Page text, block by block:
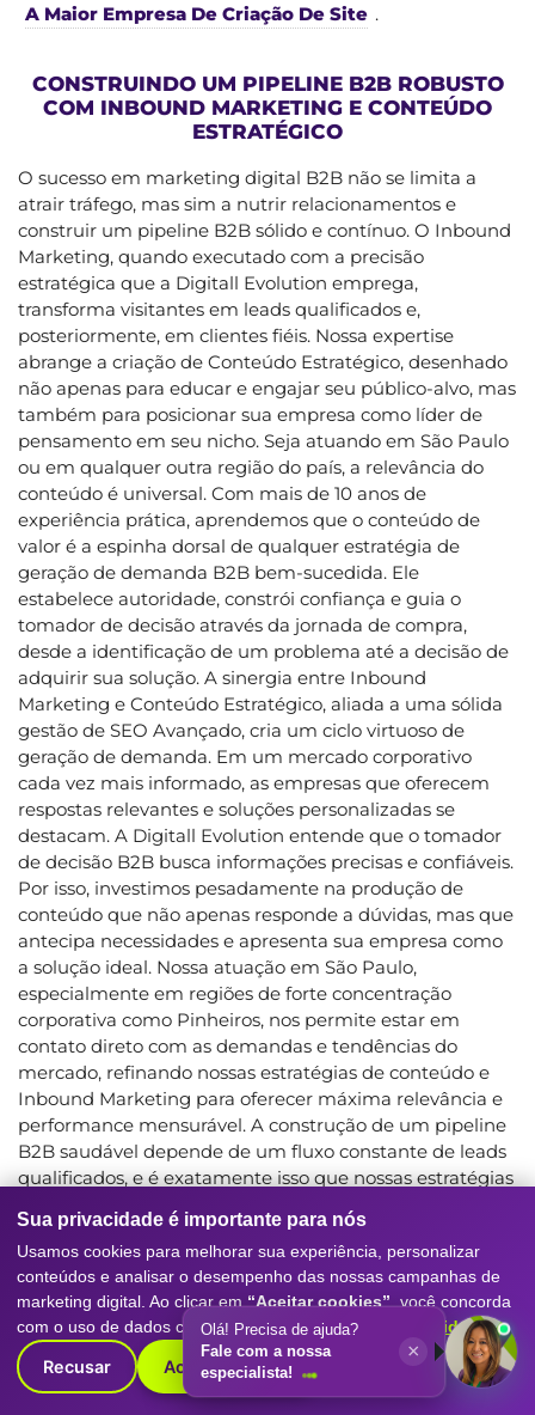
A Maior Empresa De Criação De Site .
CONSTRUINDO UM PIPELINE B2B ROBUSTO
COM INBOUND MARKETING E CONTEÚDO
ESTRATÉGICO
O sucesso em marketing digital B2B não se limita a
atrair tráfego, mas sim a nutrir relacionamentos e
construir um pipeline B2B sólido e contínuo. O Inbound
Marketing, quando executado com a precisão
estratégica que a Digitall Evolution emprega,
transforma visitantes em leads qualificados e,
posteriormente, em clientes fiéis. Nossa expertise
abrange a criação de Conteúdo Estratégico, desenhado
não apenas para educar e engajar seu público-alvo, mas
também para posicionar sua empresa como líder de
pensamento em seu nicho. Seja atuando em São Paulo
ou em qualquer outra região do país, a relevância do
conteúdo é universal. Com mais de 10 anos de
experiência prática, aprendemos que o conteúdo de
valor é a espinha dorsal de qualquer estratégia de
geração de demanda B2B bem-sucedida. Ele
estabelece autoridade, constrói confiança e guia o
tomador de decisão através da jornada de compra,
desde a identificação de um problema até a decisão de
adquirir sua solução. A sinergia entre Inbound
Marketing e Conteúdo Estratégico, aliada a uma sólida
gestão de SEO Avançado, cria um ciclo virtuoso de
geração de demanda. Em um mercado corporativo
cada vez mais informado, as empresas que oferecem
respostas relevantes e soluções personalizadas se
destacam. A Digitall Evolution entende que o tomador
de decisão B2B busca informações precisas e confiáveis.
Por isso, investimos pesadamente na produção de
conteúdo que não apenas responde a dúvidas, mas que
antecipa necessidades e apresenta sua empresa como
a solução ideal. Nossa atuação em São Paulo,
especialmente em regiões de forte concentração
corporativa como Pinheiros, nos permite estar em
contato direto com as demandas e tendências do
mercado, refinando nossas estratégias de conteúdo e
Inbound Marketing para oferecer máxima relevância e
performance mensurável. A construção de um pipeline
B2B saudável depende de um fluxo constante de leads
qualificados, e é exatamente isso que nossas estratégias
O PODER DO GOOGLE ADS E WEBSITE DESIGN
OTIMIZADO PARA CONVERSÃO B2B
A visibilidade imediata e a capacidade de capturar a
intenção de compra no exato momento em que ela
surge são essenciais no marketing digital B2B. O Google
Sua privacidade é importante para nós
Usamos cookies para melhorar sua experiência, personalizar
conteúdos e analisar o desempenho das nossas campanhas de
marketing digital. Ao clicar em “Aceitar cookies” , você concorda
com o uso de dados conforme nossaPolítica de Privacidade.
Recusar Aceitar cookies
Olá! Precisa de ajuda?
Fale com a nossa
especialista!
×